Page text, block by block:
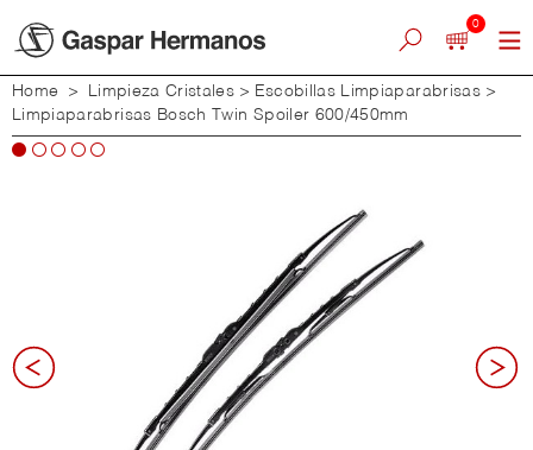
0
Home > Limpieza Cristales > Escobillas Limpiaparabrisas >
Limpiaparabrisas Bosch Twin Spoiler 600/450mm